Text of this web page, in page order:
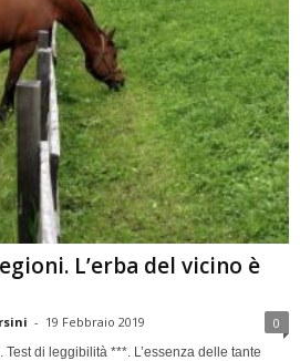
L’erba del vicino è
- 19 Febbraio 2019 0
di leggibilità ***. L’essenza delle tante